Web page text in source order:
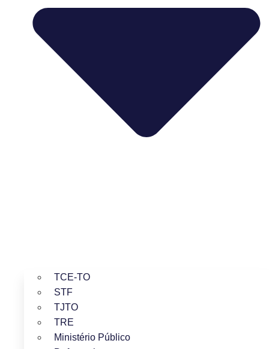
TCE-TO
STF
TJTO
TRE
Ministério Público